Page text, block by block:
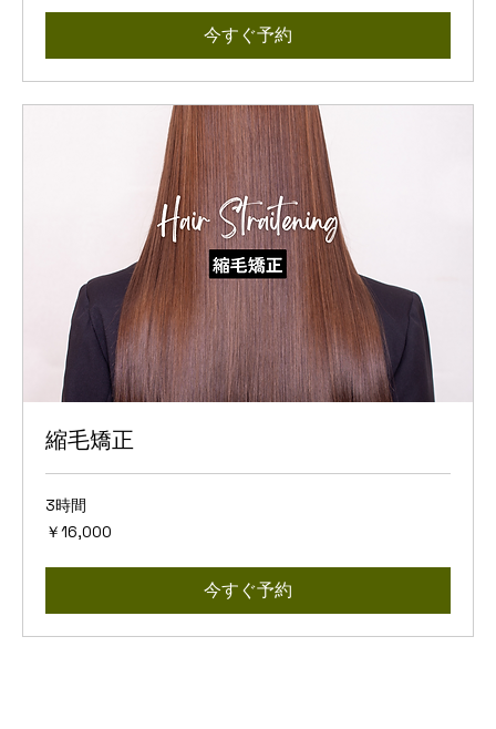
今すぐ予約
縮毛矯正
3時間
16,000
円
￥16,000
今すぐ予約